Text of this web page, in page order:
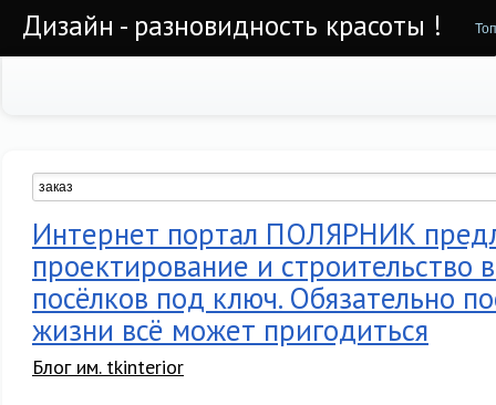
Дизайн - разновидность красоты !
Интернет портал ПОЛЯРНИК
проектирование и строительство
посёлков под ключ. Обязательно
жизни всё может пригодиться
Блог им. tkinterior